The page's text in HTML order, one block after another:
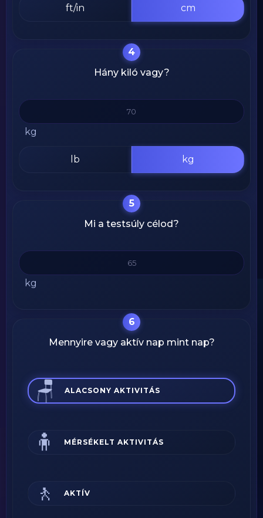
ft/in cm
4
Hány kiló vagy?
kg
lb kg
5
Mi a testsúly célod?
kg
6
Mennyire vagy aktív nap mint nap?
🪑 ALACSONY AKTIVITÁS
🧍 MÉRSÉKELT AKTIVITÁS
🚶 AKTÍV